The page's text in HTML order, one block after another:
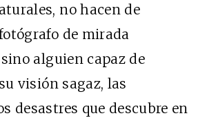
no hacen de
de mirada
alguien capaz de
visión sagaz, las
desastres que descubre en